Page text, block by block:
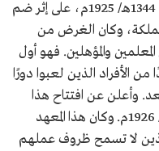
أنشأه الملك عبدالعزيز بمكة المكرمة عام 1344هـ/ 1925م، على إثر ضم
وكان الغرض من
والمؤهلين. فهو أول
الذين لعبوا دورًا
وأعلن عن افتتاح هذا
المعهد في الجريدة الرسمية عام 1345هـ/ 1926م. وكان هذا المعهد
لا تسمح ظروف عملهم